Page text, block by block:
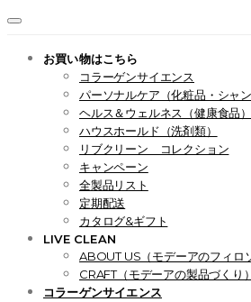
お買い物はこちら
コラーゲンサイエンス
パーソナルケア（化粧品・シャン
ヘルス＆ウェルネス（健康食品）
ハウスホールド（洗剤類）
リブクリーン コレクション
キャンペーン
全製品リスト
定期配送
カタログ&ギフト
LIVE CLEAN
ABOUT US（モデーアのフィロ
CRAFT（モデーアの製品づくり）
コラーゲンサイエンス